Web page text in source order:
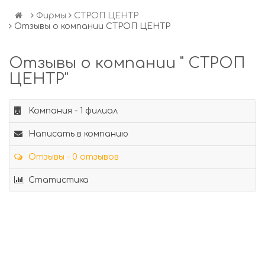
Фирмы
СТРОП ЦЕНТР
Отзывы о компании СТРОП ЦЕНТР
Отзывы о компании " СТРОП
ЦЕНТР"
Компания - 1 филиал
Написать в компанию
Отзывы - 0 отзывов
Статистика